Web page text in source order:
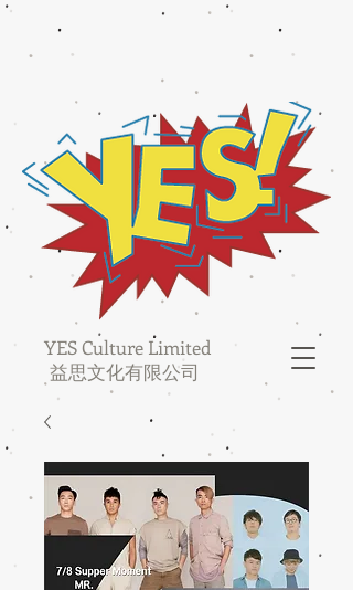
YES Culture Limited
益思文化有限公司